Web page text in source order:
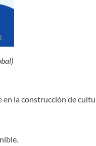
la construcción de